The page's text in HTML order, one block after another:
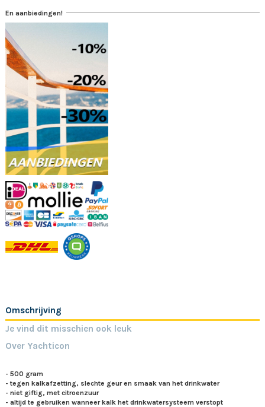
En aanbiedingen!
Omschrijving
Je vind dit misschien ook leuk
Over Yachticon
- 500 gram
- tegen kalkafzetting, slechte geur en smaak van het drinkwater
- niet giftig, met citroenzuur
- altijd te gebruiken wanneer kalk het drinkwatersysteem verstopt